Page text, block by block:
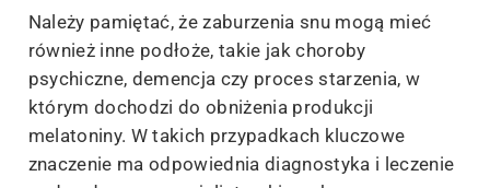
Należy pamiętać, że zaburzenia snu mogą mieć
również inne podłoże, takie jak choroby
psychiczne, demencja czy proces starzenia, w
którym dochodzi do obniżenia produkcji
melatoniny. W takich przypadkach kluczowe
znaczenie ma odpowiednia diagnostyka i leczenie